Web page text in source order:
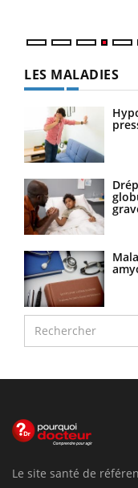
LES MALADIES
Le site santé de